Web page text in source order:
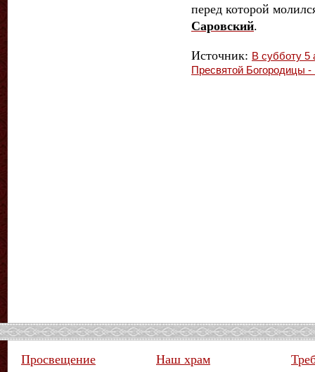
перед которой
Саровский.
Источник: В субботу 5
Пресвятой Богородицы
Просвещение Наш храм